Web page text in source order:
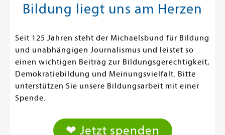
Bildung liegt uns am Herzen
Seit 125 Jahren steht der Michaelsbund für Bildung
und unabhängigen Journalismus und leistet so
einen wichtigen Beitrag zur Bildungsgerechtigkeit,
Demokratiebildung und Meinungsvielfalt. Bitte
unterstützen Sie unsere Bildungsarbeit mit einer
Spende.
❤ Jetzt spenden